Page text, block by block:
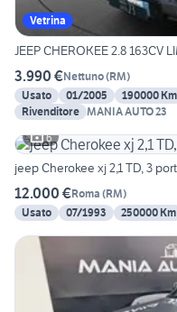
Vetrina
JEEP CHEROKEE 2.8 163CV
3.990 €Nettuno(RM)
Usato
01/2005 190000 Km
Rivenditore MANIA AUTO 23
6
jeep Cherokee xj 2,1 TD, 3
12.000 €Roma (RM)
Usato
07/1993 250000 Km